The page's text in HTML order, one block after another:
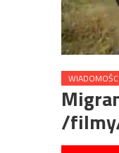
WIADOMOŚCI
/